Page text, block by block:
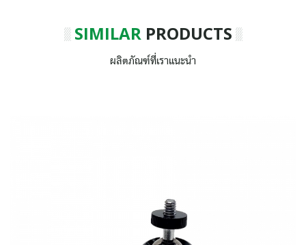
SIMILARPRODUCTS
ผลิตภัณฑ์ที่เราแนะนำ